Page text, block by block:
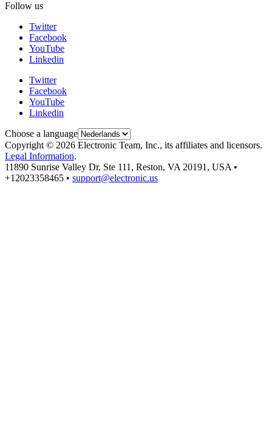
Follow us
Twitter
Facebook
YouTube
Linkedin
Twitter
Facebook
YouTube
Linkedin
Choose a language
Copyright © 2026 Electronic Team, Inc., its affiliates and licensors.
Legal Information.
11890 Sunrise Valley Dr, Ste 111, Reston, VA 20191, USA •
+12023358465 • support@electronic.us